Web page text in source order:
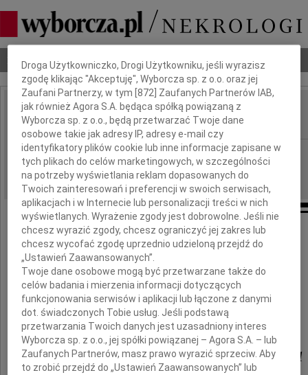
Nekrologi Odeszli Poradnik pogrzebowy
IMIĘ I NAZWISKO: Mirosław Soborak
REGION: Katowice
DATA EMISJI: 19.08.2020
Z głębokim żalem żegnamy Pana
Mirosława Soboraka
Dbamy o Twoją prywatność
Droga Użytkowniczko, Drogi Użytkowniku, jeśli wyrazisz
zgodę klikając "Akceptuję", Wyborcza sp. z o.o. oraz jej
Zaufani Partnerzy, w tym [872 ] Zaufanych Partnerów IAB,
jak również Agora S.A. będąca spółką powiązaną z
Wyborcza sp. z o.o., będą przetwarzać Twoje dane
osobowe takie jak adresy IP, adresy e-mail czy
identyfikatory plików cookie lub inne informacje zapisane w
tych plikach do celów marketingowych, w szczególności
na potrzeby wyświetlania reklam dopasowanych do
Twoich zainteresowań i preferencji w swoich serwisach,
aplikacjach i w Internecie lub personalizacji treści w nich
wyświetlanych. Wyrażenie zgody jest dobrowolne. Jeśli nie
chcesz wyrazić zgody, chcesz ograniczyć jej zakres lub
chcesz wycofać zgodę uprzednio udzieloną przejdź do
„Ustawień Zaawansowanych”.
Twoje dane osobowe mogą być przetwarzane także do
celów badania i mierzenia informacji dotyczących
funkcjonowania serwisów i aplikacji lub łączone z danymi
dot. świadczonych Tobie usług. Jeśli podstawą
przetwarzania Twoich danych jest uzasadniony interes
Wyborcza sp. z o.o., jej spółki powiązanej – Agora S.A. – lub
Zaufanych Partnerów, masz prawo wyrazić sprzeciw. Aby
to zrobić przejdź do „Ustawień Zaawansowanych” lub